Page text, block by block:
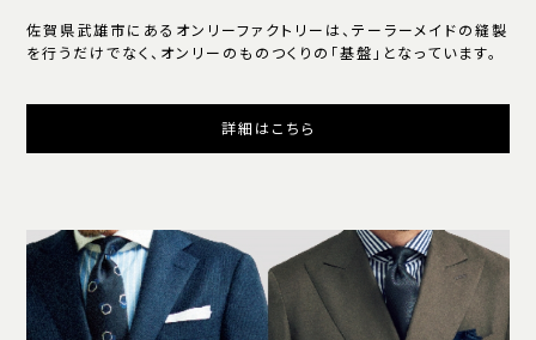
佐賀県武雄市にあるオンリーファクトリーは、テーラーメイドの縫製
を行うだけでなく、オンリーのものつくりの「基盤」となっています。
詳細はこちら